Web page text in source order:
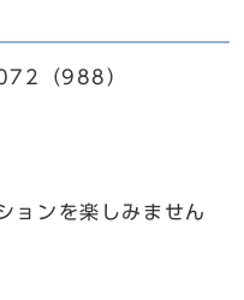
（988）
ョンを楽しみません